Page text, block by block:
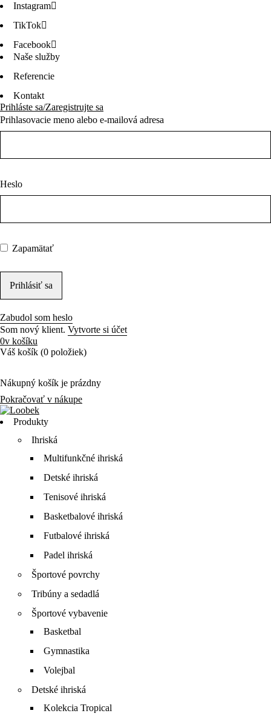
Instagram
TikTok
Facebook
Naše služby
Referencie
Kontakt
Prihláste sa/Zaregistrujte sa
Prihlasovacie meno alebo e-mailová adresa
Heslo
Zapamätať
Zabudol som heslo
Som nový klient. Vytvorte si účet
0v košíku
Váš košík (0 položiek)
Nákupný košík je prázdny
Pokračovať v nákupe
Produkty
Ihriská
Multifunkčné ihriská
Detské ihriská
Tenisové ihriská
Basketbalové ihriská
Futbalové ihriská
Padel ihriská
Športové povrchy
Tribúny a sedadlá
Športové vybavenie
Basketbal
Gymnastika
Volejbal
Detské ihriská
Kolekcia Tropical